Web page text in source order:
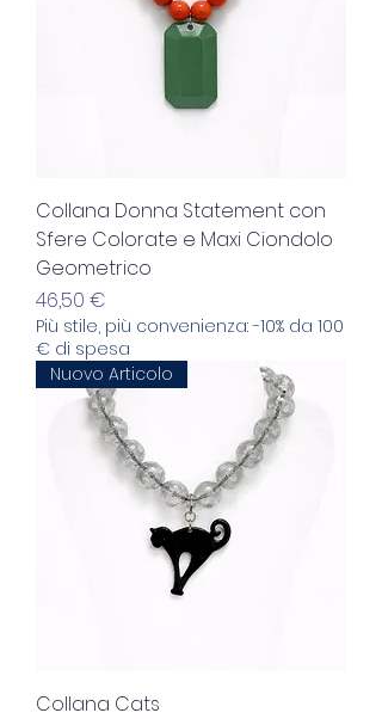
Collana Donna Statement con
Sfere Colorate e Maxi Ciondolo
Geometrico
Prezzo
46,50 €
Più stile, più convenienza: -10% da 100
€ di spesa
Nuovo Articolo
Collana Cats